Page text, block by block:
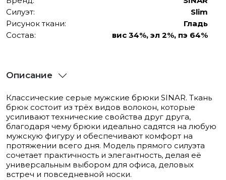
Силуэт:
Slim
Рисунок ткани:
Гладь
Состав:
вис 34%, эл 2%, пэ 64%
Описание
Классические серые мужские брюки SINAR. Ткань
брюк состоит из трёх видов волокон, которые
усиливают технические свойства друг друга,
благодаря чему брюки идеально садятся на любую
мужскую фигуру и обеспечивают комфорт на
протяжении всего дня. Модель прямого силуэта
сочетает практичность и элегантность, делая её
универсальным выбором для офиса, деловых
встреч и повседневной носки.